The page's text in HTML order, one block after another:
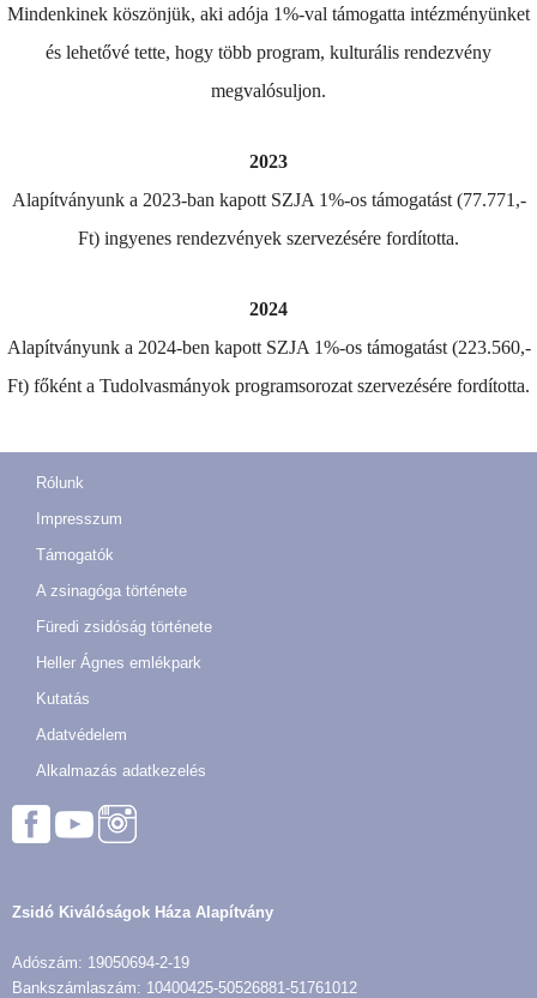
Mindenkinek köszönjük, aki adója 1%-val támogatta intézményünket
és lehetővé tette, hogy több program, kulturális rendezvény
megvalósuljon.
2023
Alapítványunk a 2023-ban kapott SZJA 1%-os támogatást (77.771,-
Ft) ingyenes rendezvények szervezésére fordította.
2024
Alapítványunk a 2024-ben kapott SZJA 1%-os támogatást (223.560,-
Ft) főként a Tudolvasmányok programsorozat szervezésére fordította.
Rólunk
Impresszum
Támogatók
A zsinagóga története
Füredi zsidóság története
Heller Ágnes emlékpark
Kutatás
Adatvédelem
Alkalmazás adatkezelés
Zsidó Kiválóságok Háza Alapítvány
Adószám: 19050694-2-19
Bankszámlaszám: 10400425-50526881-51761012